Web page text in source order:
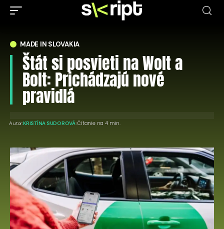
MADE IN SLOVAKIA
Štát si posvieti na Wolt a
Bolt: Prichádzajú nové
pravidlá
Autor:KRISTÍNA SUDOROVÁ Čítanie na 4 min.